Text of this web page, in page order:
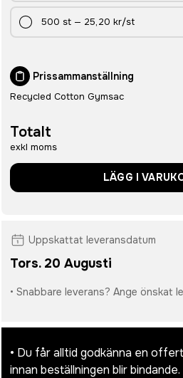
500 st — 25,20 kr/st
Prissammanställning
Recycled Cotton Gymsac
Totalt
exkl moms
LÄGG I
Uppskattat leveransdatum
Tors. 20 Augusti
• Snabbare leverans? Ange önskat
• Du får alltid godkänna en
innan beställningen blir bindande.